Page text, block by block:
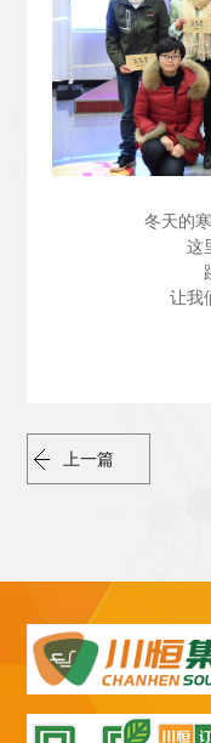
冬天的
这
让我
上一篇